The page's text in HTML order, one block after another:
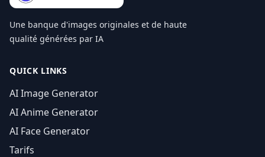
Une banque d'images originales et de haute
qualité générées par IA
QUICK LINKS
AI Image Generator
AI Anime Generator
AI Face Generator
Tarifs